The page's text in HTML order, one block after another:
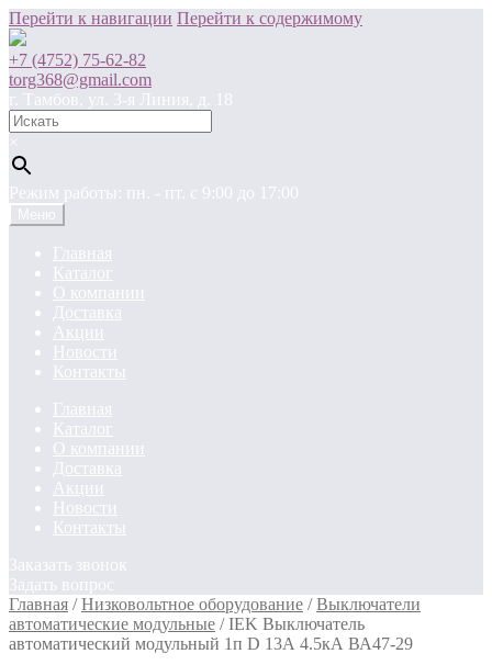
Перейти к навигации Перейти к содержимому
+7 (4752) 75-62-82
torg368@gmail.com
г. Тамбов, ул. 3-я Линия, д. 18
×
Режим работы: пн. - пт. c 9:00 до 17:00
Меню
Главная
Каталог
О компании
Доставка
Акции
Новости
Контакты
Главная
Каталог
О компании
Доставка
Акции
Новости
Контакты
Заказать звонок
Задать вопрос
Главная /Низковольтное оборудование /Выключатели
автоматические модульные /IEK Выключатель
автоматический модульный 1п D 13А 4.5кА ВА47-29